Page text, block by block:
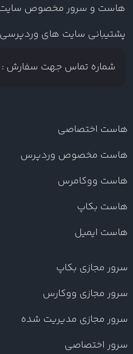
هاست و سرور مخصوص
پشتیبانی سایت های وردپرسی
شماره تماس جهت سفارش :
هاست اختصاصی
هاست مخصوص وردپرس
هاست ووکامرس
هاست بکاپ
هاست ایمیل
سرور مجازی بکاپ
سرور مجازی ووکارس
سرور مجازی مدیریت شده
سرور اختصاصی